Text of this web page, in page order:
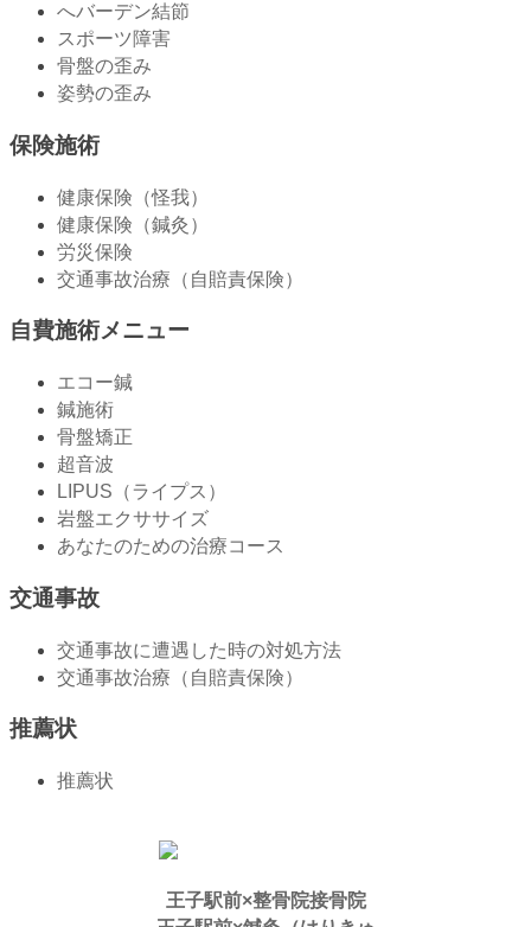
へバーデン結節
スポーツ障害
骨盤の歪み
姿勢の歪み
保険施術
健康保険（怪我）
健康保険（鍼灸）
労災保険
交通事故治療（自賠責保険）
自費施術メニュー
エコー鍼
鍼施術
骨盤矯正
超音波
LIPUS（ライプス）
岩盤エクササイズ
あなたのための治療コース
交通事故
交通事故に遭遇した時の対処方法
交通事故治療（自賠責保険）
推薦状
推薦状
王子駅前×整骨院接骨院